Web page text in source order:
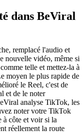
dans BeViral
remplacé l'audio et
nouvelle vidéo, même si
telle et mettez-la à
moyen le plus rapide de
le Reel, c'est de
et de le noter
analyse TikTok, les
noter votre TikTok
à côte et voir si la
réellement la route